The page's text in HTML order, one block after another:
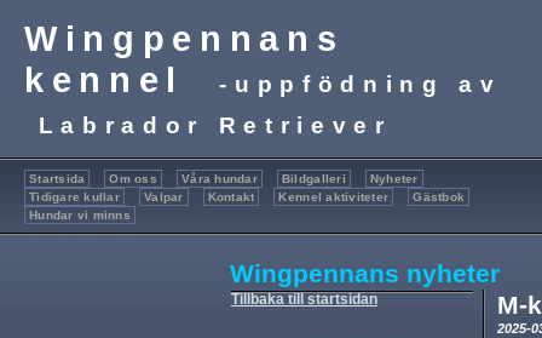
Wingpennans
kennel-uppfödning av
Labrador Retriever
Startsida Om oss Våra hundar Bildgalleri
Nyheter
Tidigare kullar
Valpar Kontakt Kennel aktiviteter
Gästbok
Hundar vi minns
Wingpennans nyheter
Tillbaka till startsidan M-
2025-